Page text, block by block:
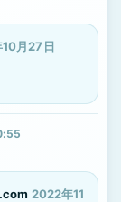
月27日
2022年11